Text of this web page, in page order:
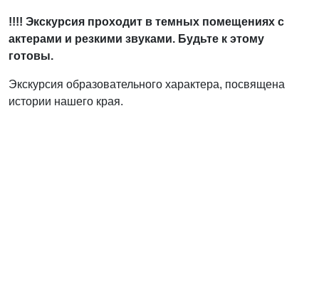
!!!! Экскурсия проходит в темных помещениях с
актерами и резкими звуками. Будьте к этому
готовы.
Экскурсия образовательного характера, посвящена
истории нашего края.